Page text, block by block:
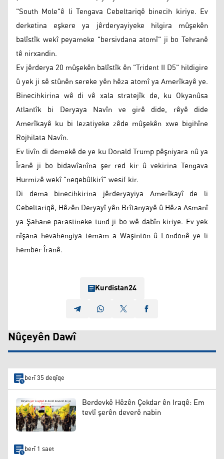
"South Mole"ê li Tengava Cebeltariqê binecih kiriye. Ev
derketina eşkere ya jêrderyayiyeke hilgira mûşekên
balîstîk wekî peyameke "bersivdana atomî" ji bo Tehranê
tê nirxandin.
Ev jêrderya 20 mûşekên balîstîk ên "Trident II D5" hildigire
û yek ji sê stûnên sereke yên hêza atomî ya Amerîkayê ye.
Binecihkirina wê di vê xala stratejîk de, ku Okyanûsa
Atlantîk bi Deryaya Navîn ve girê dide, rêyê dide
Amerîkayê ku bi lezatiyeke zêde mûşekên xwe bigihîne
Rojhilata Navîn.
Ev livîn di demekê de ye ku Donald Trump pêşniyara nû ya
Îranê ji bo bidawîanîna şer red kir û vekirina Tengava
Hurmizê wekî "neqebûlkirî" wesif kir.
Di dema binecihkirina jêrderyayiya Amerîkayî de li
Cebeltariqê, Hêzên Deryayî yên Brîtanyayê û Hêza Asmanî
ya Şahane parastineke tund ji bo wê dabîn kiriye. Ev yek
nîşana hevahengiya temam a Waşinton û Londonê ye li
hember Îranê.
Kurdistan24
Nûçeyên Dawî
berî 35 deqîqe
Berdevkê Hêzên Çekdar ên Iraqê: Em
tevlî şerên deverê nabin
berî 1 saet